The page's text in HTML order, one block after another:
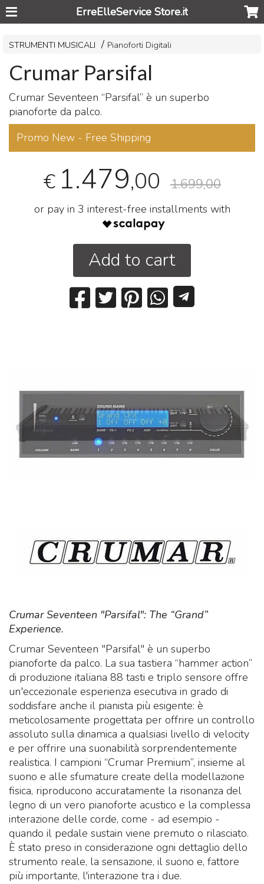
ErreElleService Store.it
STRUMENTI MUSICALI Pianoforti Digitali
Crumar Parsifal
Crumar Seventeen “Parsifal” è un superbo
pianoforte da palco.
Promo New - Free Shipping
€ 1.479,00 1.699,00
or pay in 3 interest-free installments with
Add to cart
Crumar Seventeen "Parsifal": The “Grand”
Experience.
Crumar Seventeen "Parsifal" è un superbo
pianoforte da palco. La sua tastiera “hammer action”
di produzione italiana 88 tasti e triplo sensore offre
un'eccezionale esperienza esecutiva in grado di
soddisfare anche il pianista più esigente: è
meticolosamente progettata per offrire un controllo
assoluto sulla dinamica a qualsiasi livello di velocity
e per offrire una suonabilità sorprendentemente
realistica. I campioni “Crumar Premium”, insieme al
suono e alle sfumature create della modellazione
fisica, riproducono accuratamente la risonanza del
legno di un vero pianoforte acustico e la complessa
interazione delle corde, come - ad esempio -
quando il pedale sustain viene premuto o rilasciato.
È stato preso in considerazione ogni dettaglio dello
strumento reale, la sensazione, il suono e, fattore
più importante, l'interazione tra i due.